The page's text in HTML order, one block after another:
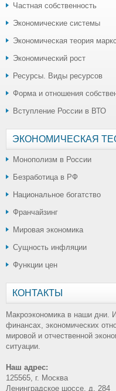
Частная собственность
Экономические системы
Экономическая теория
Экономический рост
Ресурсы. Виды ресурсов
Форма и отношения
Вступление России в ВТО
ЭКОНОМИЧЕСКАЯ
Монополизм в России
Безработица в РФ
Национальное богатство
Франчайзинг
Мировая экономика
Сущность инфляции
Функции цен
КОНТАКТЫ
Макроэкономика в наши дни.
финансах, экономических
мировой и отчественной
ситуации.
Наш адрес:
125565, г. Москва
Ленинградское шоссе, д. 284